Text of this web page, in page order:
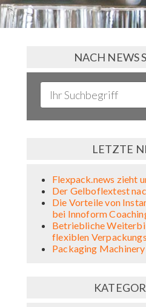
NACH NEWS
LETZTE
Flexpack.news zieht
Der Gelboflextest
Die Vorteile von
bei Innoform
Betriebliche
flexiblen
Packaging